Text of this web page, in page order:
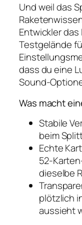
Und weil das
Entwickler
Testgelände
dass du eine
Was macht
Stabile
beim
Echte
dieselbe
plötzlich
aussieht